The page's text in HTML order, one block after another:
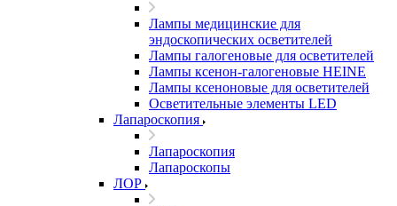
Лампы медицинские для
эндоскопических осветителей
Лампы галогеновые для осветителей
Лампы ксенон-галогеновые HEINE
Лампы ксеноновые для осветителей
Осветительные элементы LED
Лапароскопия
Лапароскопия
Лапароскопы
ЛОР